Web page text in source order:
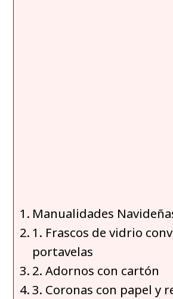
Manualidades
1. Frascos de vidrio
portavelas
2. Adornos con cartón
3. Coronas con papel y